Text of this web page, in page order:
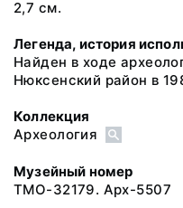
2,7 см.
Легенда, история
Найден в ходе
Нюксенский район в
Коллекция
Археология
Музейный номер
ТМО-32179. Арх-5507